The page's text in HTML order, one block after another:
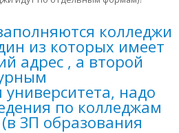
колледжи
из которых имеет
адрес , а второй
надо
по колледжам
ЗП образования